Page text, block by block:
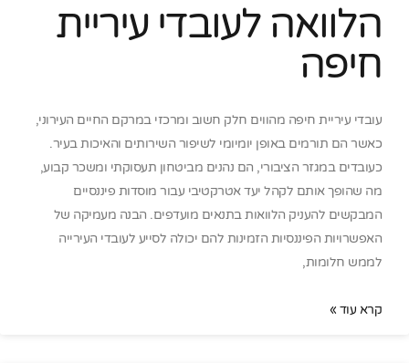
הלוואה לעובדי עיריית
חיפה
עובדי עיריית חיפה מהווים חלק חשוב ומרכזי במרקם החיים העירוני,
כאשר הם תורמים באופן יומיומי לשיפור השירותים והאיכות בעיר.
כעובדים במגזר הציבורי, הם נהנים מביטחון תעסוקתי ומשכר קבוע,
מה שהופך אותם לקהל יעד אטרקטיבי עבור מוסדות פיננסיים
המבקשים להעניק הלוואות בתנאים מועדפים. הבנה מעמיקה של
האפשרויות הפיננסיות הזמינות להם יכולה לסייע לעובדי העירייה
לממש חלומות,
קרא עוד »